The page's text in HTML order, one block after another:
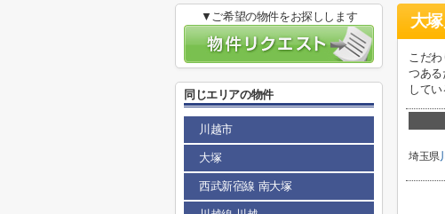
大
こだ
つある
して
埼玉県
▼ご希望の物件をお探しします
同じエリアの物件
川越市
大塚
西武新宿線 南大塚